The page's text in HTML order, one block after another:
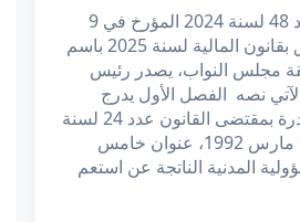
نقح بـ: - القانون عدد 48 لسنة 2024 المؤرخ في 9
ديسمبر 2024 يتعلق بقانون المالية لسنة 2025 باسم
مجلس النواب، يصدر رئيس
نصه الفصل الأول يدرج
بمجلة التأمين الصادرة بمقتضى القانون عدد 24 لسنة
1992 المؤرخ في 9 مارس 1992، عنوان خامس
المدنية الناتجة عن استعم